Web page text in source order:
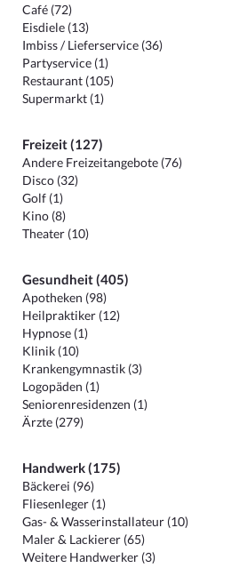
Café (72)
Eisdiele (13)
Imbiss / Lieferservice (36)
Partyservice (1)
Restaurant (105)
Supermarkt (1)
Freizeit (127)
Andere Freizeitangebote (76)
Disco (32)
Golf (1)
Kino (8)
Theater (10)
Gesundheit (405)
Apotheken (98)
Heilpraktiker (12)
Hypnose (1)
Klinik (10)
Krankengymnastik (3)
Logopäden (1)
Seniorenresidenzen (1)
Ärzte (279)
Handwerk (175)
Bäckerei (96)
Fliesenleger (1)
Gas- & Wasserinstallateur (10)
Maler & Lackierer (65)
Weitere Handwerker (3)